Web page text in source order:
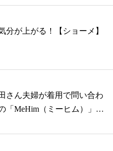
分が上がる！【ショーメ】
さん夫婦が着用で問い合わ
「MeHim（ミーヒム）」